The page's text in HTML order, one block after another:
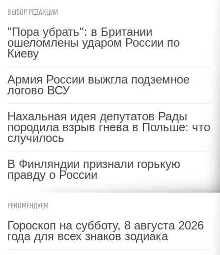
ВЫБОР РЕДАКЦИИ
"Пора убрать": в Британии
ошеломлены ударом России по
Киеву
Армия России выжгла подземное
логово ВСУ
Нахальная идея депутатов Рады
породила взрыв гнева в Польше: что
случилось
В Финляндии признали горькую
правду о России
РЕКОМЕНДУЕМ
Гороскоп на субботу, 8 августа 2026
года для всех знаков зодиака